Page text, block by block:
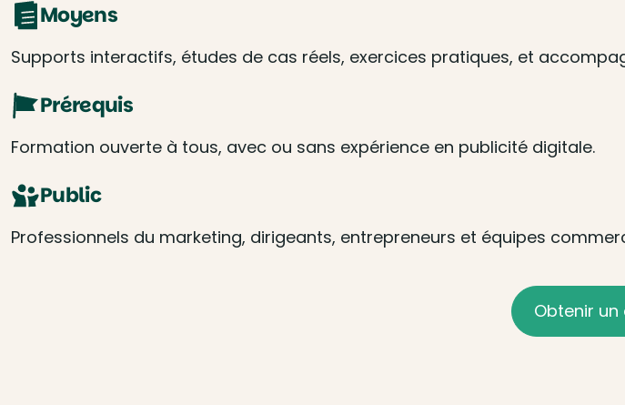
Moyens
Supports interactifs, études de cas réels, exercices pratiques, et
Prérequis
Formation ouverte à tous, avec ou sans expérience en publicité digitale.
Public
Professionnels du marketing, dirigeants, entrepreneurs et équipes
Obtenir un